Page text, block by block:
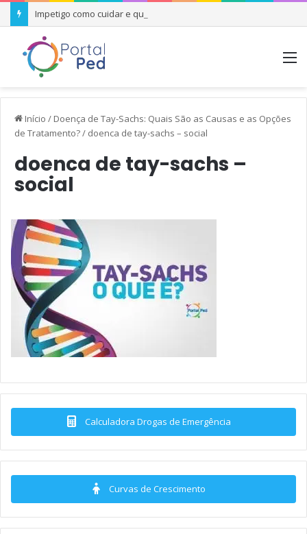
Impetigo como cuidar e quando se preocupar
Início / Doença de Tay-Sachs: Quais São as Causas e as Opções
de Tratamento?/ doenca de tay-sachs – social
doenca de tay-sachs –
social
Calculadora Drogas de Emergência
Curvas de Crescimento